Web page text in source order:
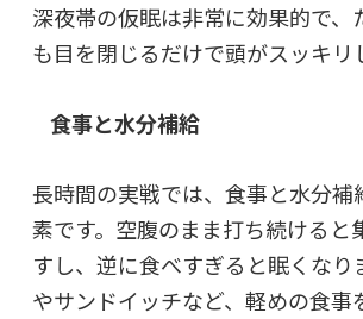
深夜帯の仮眠は非常に効果的で、
も目を閉じるだけで頭がスッキリ
食事と水分補給
長時間の実戦では、食事と水分補
素です。空腹のまま打ち続けると
すし、逆に食べすぎると眠くなり
やサンドイッチなど、軽めの食事